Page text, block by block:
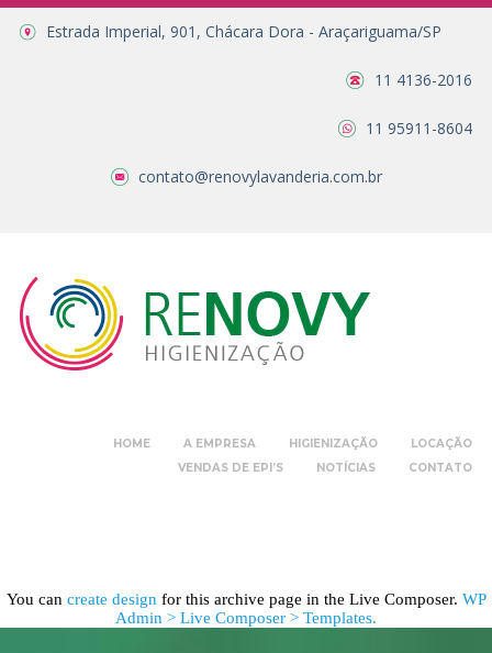
Estrada Imperial, 901, Chácara Dora - Araçariguama/SP
11 4136-2016
11 95911-8604
contato@renovylavanderia.com.br
HOME A EMPRESA HIGIENIZAÇÃO
LOCAÇÃO
VENDAS DE EPI’S
NOTÍCIAS CONTATO
You can create design for this archive page in the Live Composer. WP
Admin > Live Composer > Templates.